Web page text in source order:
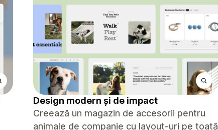
Design modern și de impact
Creează un magazin de accesorii pentru
animale de companie cu layout-uri pe toată